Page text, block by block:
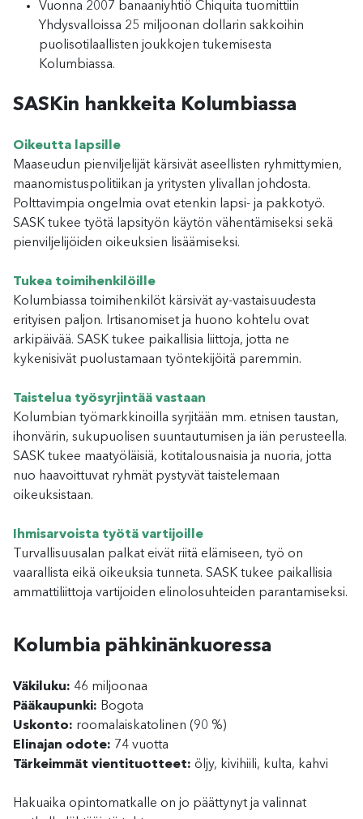
Vuonna 2007 banaaniyhtiö Chiquita tuomittiin
Yhdysvalloissa 25 miljoonan dollarin sakkoihin
puolisotilaallisten joukkojen tukemisesta
Kolumbiassa.
SASKin hankkeita Kolumbiassa
Oikeutta lapsille
Maaseudun pienviljelijät kärsivät aseellisten ryhmittymien,
maanomistuspolitiikan ja yritysten ylivallan johdosta.
Polttavimpia ongelmia ovat etenkin lapsi- ja pakkotyö.
SASK tukee työtä lapsityön käytön vähentämiseksi sekä
pienviljelijöiden oikeuksien lisäämiseksi.
Tukea toimihenkilöille
Kolumbiassa toimihenkilöt kärsivät ay-vastaisuudesta
erityisen paljon. Irtisanomiset ja huono kohtelu ovat
arkipäivää. SASK tukee paikallisia liittoja, jotta ne
kykenisivät puolustamaan työntekijöitä paremmin.
Taistelua työsyrjintää vastaan
Kolumbian työmarkkinoilla syrjitään mm. etnisen taustan,
ihonvärin, sukupuolisen suuntautumisen ja iän perusteella.
SASK tukee maatyöläisiä, kotitalousnaisia ja nuoria, jotta
nuo haavoittuvat ryhmät pystyvät taistelemaan
oikeuksistaan.
Ihmisarvoista työtä vartijoille
Turvallisuusalan palkat eivät riitä elämiseen, työ on
vaarallista eikä oikeuksia tunneta. SASK tukee paikallisia
ammattiliittoja vartijoiden elinolosuhteiden parantamiseksi.
Kolumbia pähkinänkuoressa
Väkiluku: 46 miljoonaa
Pääkaupunki: Bogota
Uskonto: roomalaiskatolinen (90 %)
Elinajan odote: 74 vuotta
Tärkeimmät vientituotteet: öljy, kivihiili, kulta, kahvi
Hakuaika opintomatkalle on jo päättynyt ja valinnat